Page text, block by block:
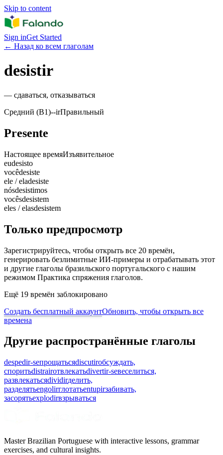
Skip to content
Sign inGet Started
← Назад ко всем глаголам
desistir
— сдаваться, отказываться
Средний (B1)--irПравильный
Presente
Настоящее времяИзъявительное
eudesisto
vocêdesiste
ele / eladesiste
nósdesistimos
vocêsdesistem
eles / elasdesistem
Только предпросмотр
Зарегистрируйтесь, чтобы открыть все 20 времён,
генерировать безлимитные ИИ-примеры и отрабатывать этот
и другие глаголы бразильского португальского с нашим
режимом Практика спряжения глаголов.
Ещё 19 времён заблокировано
Создать бесплатный аккаунтОбновить, чтобы открыть все
времена
Другие распространённые глаголы
despedir-seпрощатьсяdiscutirобсуждать,
споритьdistrairотвлекатьdivertir-seвеселиться,
развлекатьсяdividirделить,
разделятьengolirглотатьentupirзабивать,
засорятьexplodirвзрываться
Master Brazilian Portuguese with interactive lessons, grammar
exercises, and cultural insights.